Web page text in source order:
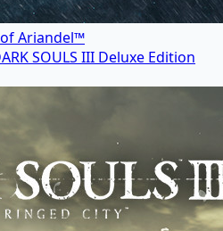
of Ariandel™
SOULS III Deluxe Edition